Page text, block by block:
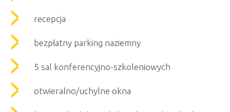
recepcja
bezpłatny parking naziemny
5 sal konferencyjno-szkoleniowych
otwieralno/uchylne okna